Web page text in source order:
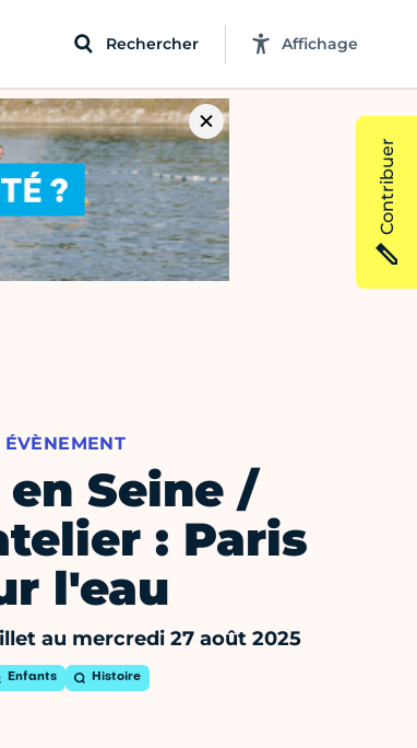
Rechercher Affichage
ÉVÈNEMENT
en Seine /
: Paris
l'eau
au mercredi 27 août 2025
Enfants Histoire
Contribuer